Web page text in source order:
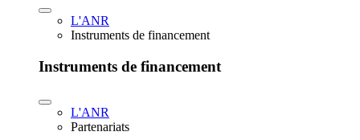
L'ANR
Instruments de financement
Instruments de financement
L'ANR
Partenariats